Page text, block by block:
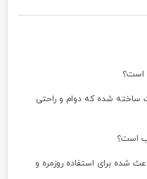
ساخته شده که دوام و راحتی
شده برای استفاده روزمره و